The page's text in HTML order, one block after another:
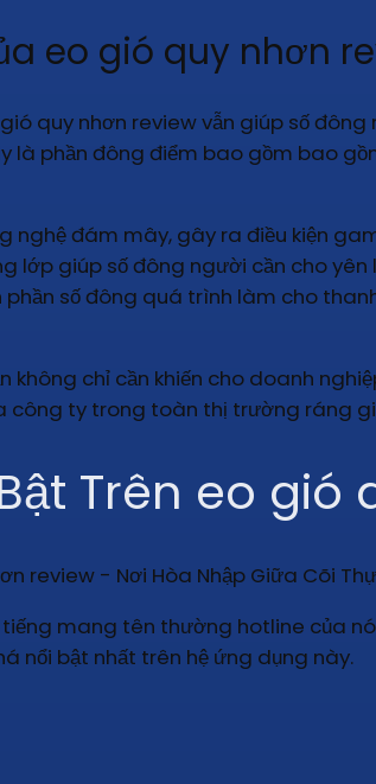
eo gió quy nhơn
quy nhơn review vẫn giúp số
là phần đông điểm bao gồm bao
đám mây, gây ra điều kiện
lớp giúp số đông người cần cho
số đông quá trình làm cho
không chỉ cần khiến cho doanh
ty trong toàn thị trường ráng
Trên eo
mang tên thường hotline của
nổi bật nhất trên hệ ứng dụng này.